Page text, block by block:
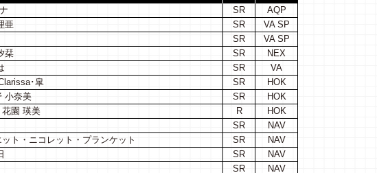
SR
AQP
亜
SR
VA SP
SR
VA SP
栞
SR
NEX
SR
VA
･皐
SR
HOK
小奈美
SR
HOK
園 瑛美
R
HOK
SR
NAV
ト・ニコレット・プランケット
SR
NAV
SR
NAV
SR
NAV